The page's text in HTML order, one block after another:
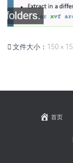
文件大小： 150 ×
首页